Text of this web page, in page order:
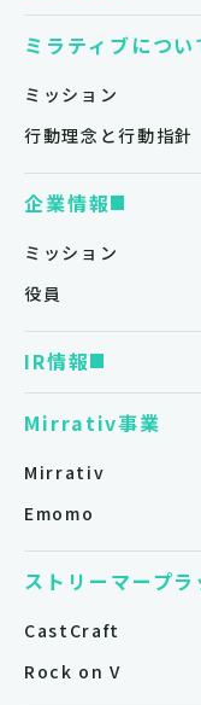
ミラティブについ
ミッション
行動理念と行動指針
企業情報
ミッション
役員
IR情報
Mirrativ事業
Mirrativ
Emomo
ストリーマープ
CastCraft
Rock on V